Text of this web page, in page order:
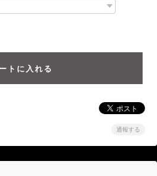
通報する